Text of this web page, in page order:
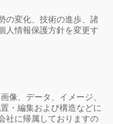
の変化、技術の進歩、諸
人情報保護方針を変更す
像、データ、イメージ、
・編集および構造などに
社に帰属しておりますの